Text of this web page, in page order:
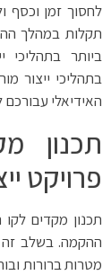
לחסוך זמן וכסף
תקלות במהלך
ביותר
האידיאלי עבורכם
תכנון
פרויקט
תכנון מקדים
ההקמה. בשלב זה
מטרות ברורות